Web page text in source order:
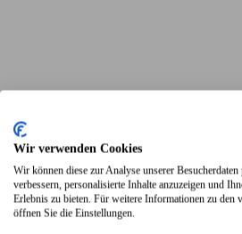
Terrassendielen
Wir verwenden Cookies
Wir können diese zur Analyse unserer Besucherdaten
verbessern, personalisierte Inhalte anzuzeigen und
Erlebnis zu bieten. Für weitere Informationen zu den
öffnen Sie die Einstellungen.